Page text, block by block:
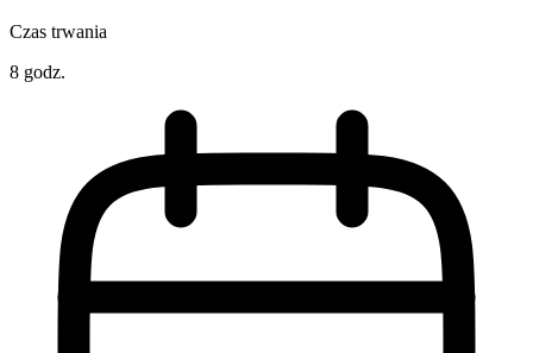
Czas trwania
8 godz.